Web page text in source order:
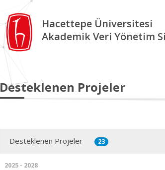
Hacettepe Üniversitesi
Akademik Veri Yönetim
Desteklenen Projeler
Desteklenen Projeler 23
2025 - 2028